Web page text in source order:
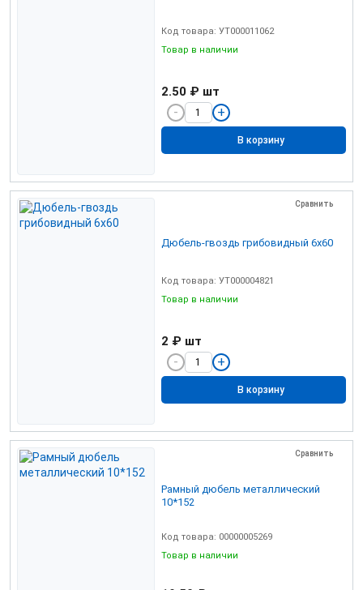
Код товара: УТ000011062
Товар в наличии
2.50 ₽ шт
В корзину
Сравнить
Дюбель-гвоздь грибовидный 6х60
Код товара: УТ000004821
Товар в наличии
2 ₽ шт
В корзину
Сравнить
Рамный дюбель металлический
10*152
Код товара: 00000005269
Товар в наличии